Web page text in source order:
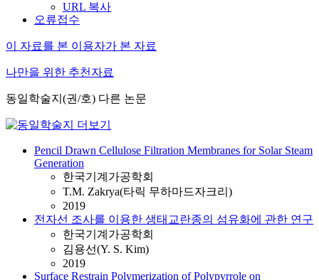
URL 복사
오류접수
이 자료를 본 이용자가 본 자료
나만을 위한 추천자료
동일학술지(권/호) 다른 논문
Pencil Drawn Cellulose Filtration Membranes for Solar Steam
Generation
한국기계가공학회
T.M. Zakrya(타릭 무하마드자크리)
2019
전자선 조사를 이용한 생태교란종의 섬유화에 관한 연구
한국기계가공학회
김용선(Y. S. Kim)
2019
Surface Restrain Polymerization of Polypyrrole on